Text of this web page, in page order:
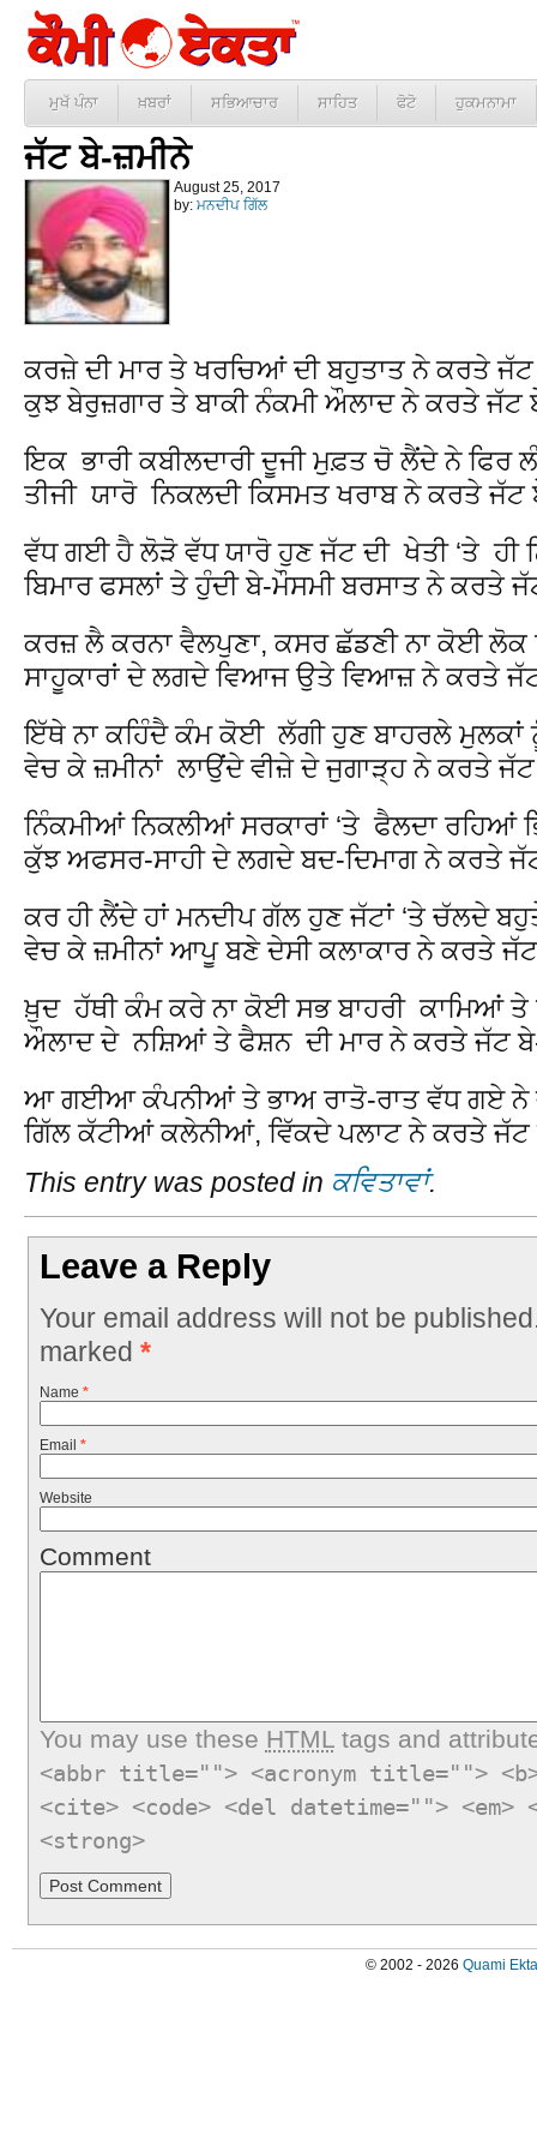
ਮੁਖੱ ਪੰਨਾ ਖ਼ਬਰਾਂ ਸਭਿਆਚਾਰ ਸਾਹਿਤ ਫੋਟੋ ਹੁਕਮਨਾਮਾ
ਜੱਟ ਬੇ-ਜ਼ਮੀਨੇ
August 25, 2017
by: ਮਨਦੀਪ ਗਿੱਲ
ਕਰਜ਼ੇ ਦੀ ਮਾਰ ਤੇ ਖਰਚਿਆਂ ਦੀ ਬਹੁਤਾਤ ਨੇ ਕਰਤੇ ਜੱਟ
ਕੁਝ ਬੇਰੁਜ਼ਗਾਰ ਤੇ ਬਾਕੀ ਨੰਕਮੀ ਔਲਾਦ ਨੇ ਕਰਤੇ ਜੱਟ
ਇਕ ਭਾਰੀ ਕਬੀਲਦਾਰੀ ਦੂਜੀ ਮੁਫ਼ਤ ਚੋ ਲੈਂਦੇ ਨੇ ਫਿਰ
ਤੀਜੀ ਯਾਰੋ ਨਿਕਲਦੀ ਕਿਸਮਤ ਖਰਾਬ ਨੇ ਕਰਤੇ ਜੱਟ
ਵੱਧ ਗਈ ਹੈ ਲੋੜੋ ਵੱਧ ਯਾਰੋ ਹੁਣ ਜੱਟ ਦੀ ਖੇਤੀ ‘ਤੇ ਹੀ
ਬਿਮਾਰ ਫਸਲਾਂ ਤੇ ਹੁੰਦੀ ਬੇ-ਮੌਸਮੀ ਬਰਸਾਤ ਨੇ ਕਰਤੇ
ਕਰਜ਼ ਲੈ ਕਰਨਾ ਵੈਲਪੁਣਾ, ਕਸਰ ਛੱਡਣੀ ਨਾ ਕੋਈ ਲੋਕ
ਸਾਹੂਕਾਰਾਂ ਦੇ ਲਗਦੇ ਵਿਆਜ ਉਤੇ ਵਿਆਜ਼ ਨੇ ਕਰਤੇ
ਇੱਥੇ ਨਾ ਕਹਿੰਦੈ ਕੰਮ ਕੋਈ ਲੱਗੀ ਹੁਣ ਬਾਹਰਲੇ ਮੁਲਕਾਂ
ਵੇਚ ਕੇ ਜ਼ਮੀਨਾਂ ਲਾਉਂਦੇ ਵੀਜ਼ੇ ਦੇ ਜੁਗਾੜ੍ਹ ਨੇ ਕਰਤੇ
ਨਿੰਕਮੀਆਂ ਨਿਕਲੀਆਂ ਸਰਕਾਰਾਂ ‘ਤੇ ਫੈਲਦਾ ਰਹਿਆਂ
ਕੁੱਝ ਅਫਸਰ-ਸਾਹੀ ਦੇ ਲਗਦੇ ਬਦ-ਦਿਮਾਗ ਨੇ ਕਰਤੇ
ਕਰ ਹੀ ਲੈਂਦੇ ਹਾਂ ਮਨਦੀਪ ਗੱਲ ਹੁਣ ਜੱਟਾਂ ‘ਤੇ ਚੱਲਦੇ
ਵੇਚ ਕੇ ਜ਼ਮੀਨਾਂ ਆਪੂ ਬਣੇ ਦੇਸੀ ਕਲਾਕਾਰ ਨੇ ਕਰਤੇ
ਖ਼ੁਦ ਹੱਥੀ ਕੰਮ ਕਰੇ ਨਾ ਕੋਈ ਸਭ ਬਾਹਰੀ ਕਾਮਿਆਂ ਤੇ
ਔਲਾਦ ਦੇ ਨਸ਼ਿਆਂ ਤੇ ਫੈਸ਼ਨ ਦੀ ਮਾਰ ਨੇ ਕਰਤੇ ਜੱਟ
ਆ ਗਈਆ ਕੰਪਨੀਆਂ ਤੇ ਭਾਅ ਰਾਤੋ-ਰਾਤ ਵੱਧ ਗਏ ਨੇ
ਗਿੱਲ ਕੱਟੀਆਂ ਕਲੇਨੀਆਂ, ਵਿੱਕਦੇ ਪਲਾਟ ਨੇ ਕਰਤੇ ਜੱਟ
This entry was posted in ਕਵਿਤਾਵਾਂ.
Leave a Reply
Your email address will not be
marked *
Name *
Email *
Website
Comment
You may use these HTMLtags and
<abbr title=""> <acronym title="">
<cite> <code> <del datetime="">
<strong>
© 2002 - 2026 Quami